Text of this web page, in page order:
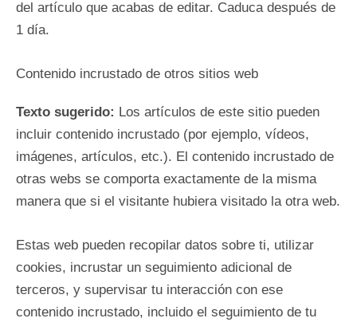
del artículo que acabas de editar. Caduca después de
1 día.
Contenido incrustado de otros sitios web
Texto sugerido: Los artículos de este sitio pueden
incluir contenido incrustado (por ejemplo, vídeos,
imágenes, artículos, etc.). El contenido incrustado de
otras webs se comporta exactamente de la misma
manera que si el visitante hubiera visitado la otra web.
Estas web pueden recopilar datos sobre ti, utilizar
cookies, incrustar un seguimiento adicional de
terceros, y supervisar tu interacción con ese
contenido incrustado, incluido el seguimiento de tu